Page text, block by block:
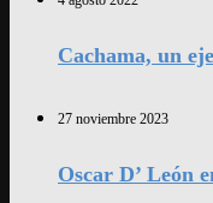
Cachama, un
27 noviembre 2023
Oscar D’ León